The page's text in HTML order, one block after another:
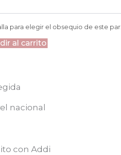
para elegir el obsequio de este par.
al carrito
nacional
con Addi